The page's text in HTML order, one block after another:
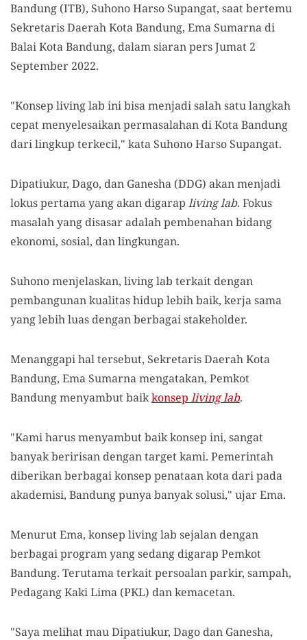
Bandung (ITB), Suhono Harso Supangat, saat bertemu
Sekretaris Daerah Kota Bandung, Ema Sumarna di
Balai Kota Bandung, dalam siaran pers Jumat 2
September 2022.
"Konsep living lab ini bisa menjadi salah satu langkah
cepat menyelesaikan permasalahan di Kota Bandung
dari lingkup terkecil," kata Suhono Harso Supangat.
Dipatiukur, Dago, dan Ganesha (DDG) akan menjadi
lokus pertama yang akan digarap living lab. Fokus
masalah yang disasar adalah pembenahan bidang
ekonomi, sosial, dan lingkungan.
Suhono menjelaskan, living lab terkait dengan
pembangunan kualitas hidup lebih baik, kerja sama
yang lebih luas dengan berbagai stakeholder.
Menanggapi hal tersebut, Sekretaris Daerah Kota
Bandung, Ema Sumarna mengatakan, Pemkot
Bandung menyambut baikkonsep living lab.
"Kami harus menyambut baik konsep ini, sangat
banyak beririsan dengan target kami. Pemerintah
diberikan berbagai konsep penataan kota dari pada
akademisi, Bandung punya banyak solusi," ujar Ema.
Menurut Ema, konsep living lab sejalan dengan
berbagai program yang sedang digarap Pemkot
Bandung. Terutama terkait persoalan parkir, sampah,
Pedagang Kaki Lima (PKL) dan kemacetan.
"Saya melihat mau Dipatiukur, Dago dan Ganesha,